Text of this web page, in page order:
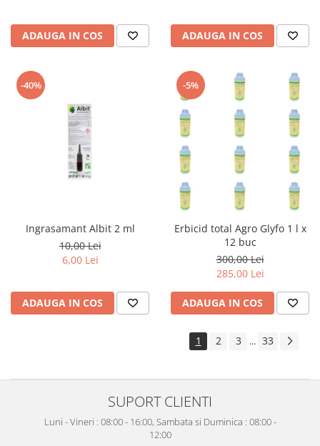
ADAUGA IN COS ADAUGA IN COS
-40%
Ingrasamant Albit 2 ml
10,00 Lei
6,00 Lei
ADAUGA IN COS
-5%
Erbicid total Agro Glyfo 1 l x
12 buc
300,00 Lei
285,00 Lei
ADAUGA IN COS
1 2 3 ... 33
SUPORT CLIENTI
Luni - Vineri : 08:00 - 16:00, Sambata si Duminica : 08:00 -
12:00